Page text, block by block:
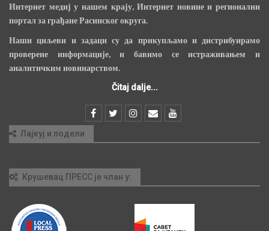
Интернет медиј у нашем крају, Интернет новине и регионални
портал за грађане Расинског округа.
Наши циљеви и задаци су да прикупљамо и дистрибуирамо
проверене информације, и бавимо се истраживањем и
аналитичким новинарством.
Čitaj dalje...
Лајкуј и подели
Крушевац ПРЕСС је члан у: